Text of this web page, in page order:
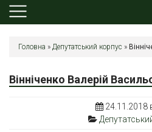
Головна » Депутатський корпус »
Вінніченко Валерій
24.11.2018